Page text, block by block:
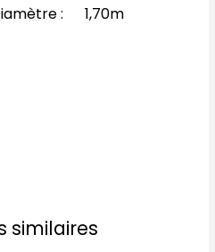
: 1,70m
similaires